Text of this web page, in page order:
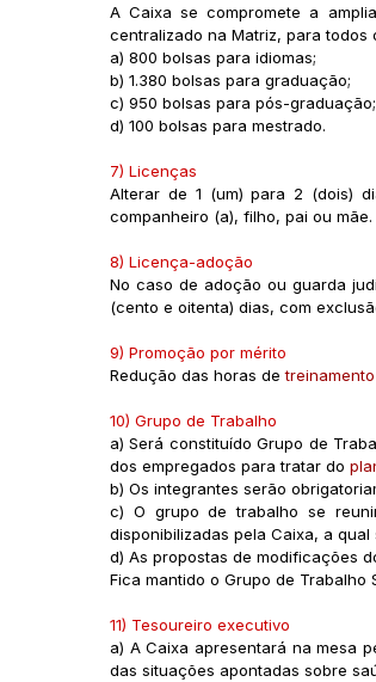
A Caixa se compromete a
centralizado na Matriz, para todos
a) 800 bolsas para idiomas;
b) 1.380 bolsas para graduação;
c) 950 bolsas para pós-graduação;
d) 100 bolsas para mestrado.
7) Licenças
Alterar de 1 (um) para 2 (dois)
companheiro (a), filho, pai ou mãe.
8) Licença-adoção
No caso de adoção ou guarda
(cento e oitenta) dias, com
9) Promoção por mérito
Redução das horas detreinamento
10) Grupo de Trabalho
a) Será constituído Grupo de
dos empregados para tratar do
b) Os integrantes serão
c) O grupo de trabalho se
disponibilizadas pela Caixa, a
d) As propostas de modificações
Fica mantido o Grupo de Trabalho
11) Tesoureiro executivo
a) A Caixa apresentará na mesa
das situações apontadas sobre